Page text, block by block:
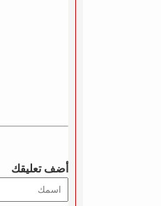
أضف تعليقك